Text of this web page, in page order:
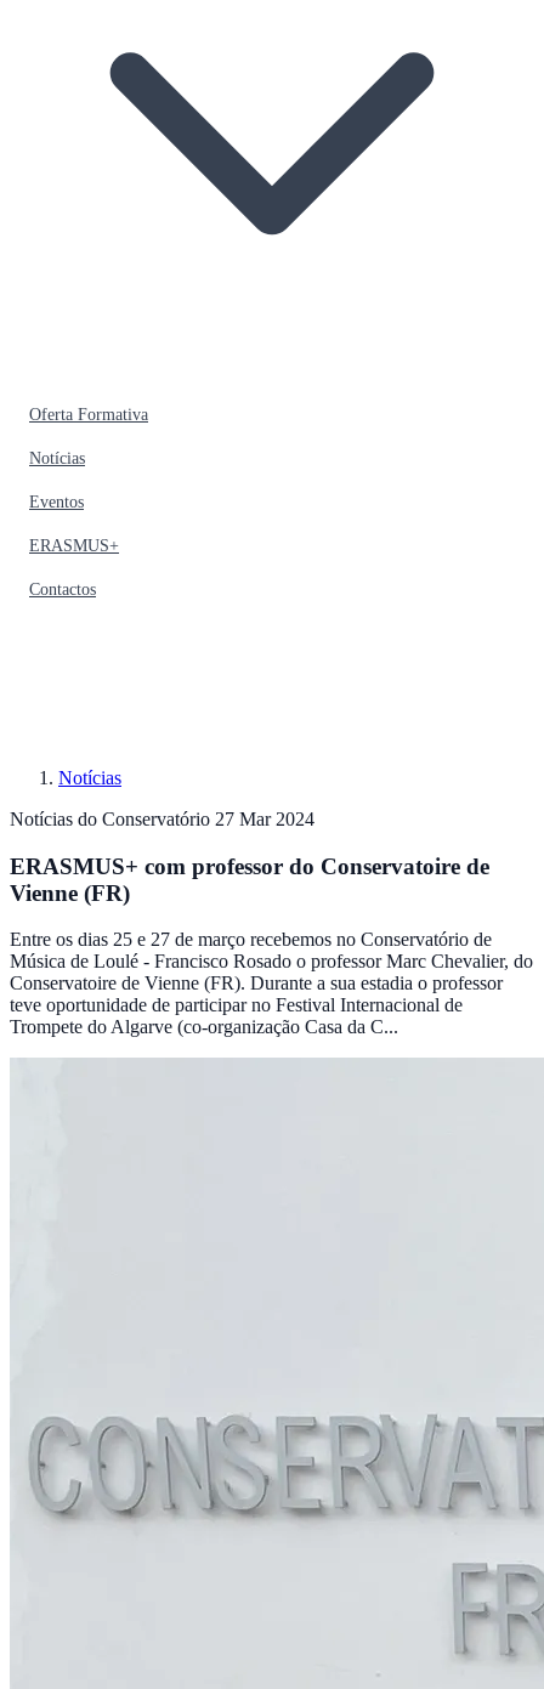
Oferta Formativa
Notícias
Eventos
ERASMUS+
Contactos
Notícias
Notícias do Conservatório 27 Mar 2024
ERASMUS+ com professor do Conservatoire de
Vienne (FR)
Entre os dias 25 e 27 de março recebemos no Conservatório de
Música de Loulé - Francisco Rosado o professor Marc Chevalier, do
Conservatoire de Vienne (FR). Durante a sua estadia o professor
teve oportunidade de participar no Festival Internacional de
Trompete do Algarve (co-organização Casa da C...